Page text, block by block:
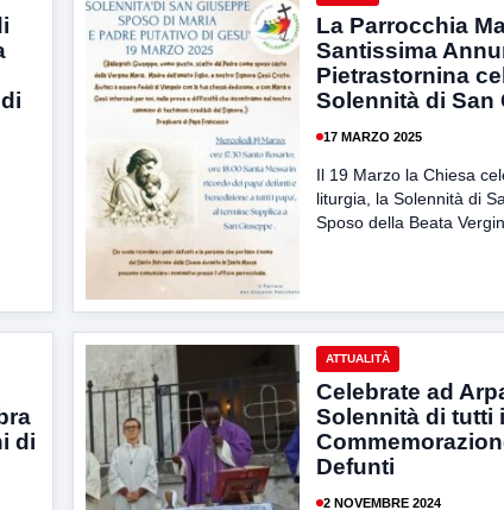
La Parrocchia
Santissima
Pietrastornina
Solennità di San
17 MARZO 2025
Il 19 Marzo la Chiesa
liturgia, la Solennità di
Sposo della Beata
di
ATTUALITÀ
Celebrate ad
Solennità di tutti
Defunti
2 NOVEMBRE 2024